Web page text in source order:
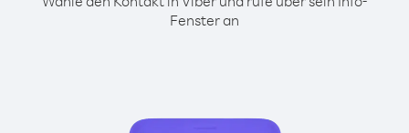
Fenster an